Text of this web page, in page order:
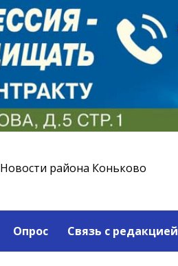
Новости района Коньково
Опрос Связь с редакцией